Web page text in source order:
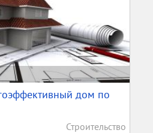
дом по
Строительство